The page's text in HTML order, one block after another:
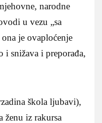
narodne
u vezu „sa
je ovaploćenje
i snižava i preporađa,
škola ljubavi),
ženu iz rakursa